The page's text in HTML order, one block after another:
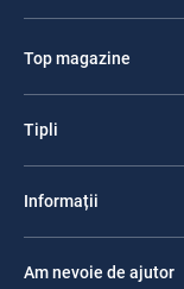
Top magazine
Tipli
Informații
Am nevoie de ajutor